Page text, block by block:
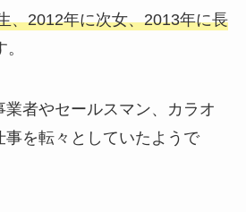
、2012年に次女、2013年に長
者やセールスマン、カラオ
を転々としていたようで